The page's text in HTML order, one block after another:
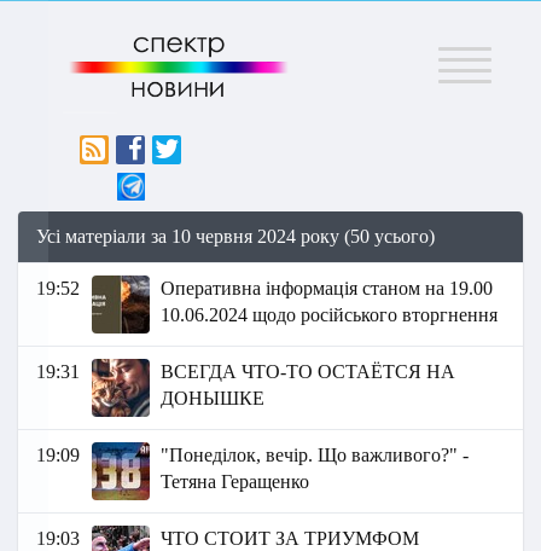
Меню
Усі матеріали за 10 червня 2024 року (50 усього)
19:52
Оперативна інформація станом на 19.00
10.06.2024 щодо російського вторгнення
19:31
ВСЕГДА ЧТО-ТО ОСТАЁТСЯ НА
ДОНЫШКЕ
19:09
"Понеділок, вечір. Що важливого?" -
Тетяна Геращенко
19:03
ЧТО СТОИТ ЗА ТРИУМФОМ